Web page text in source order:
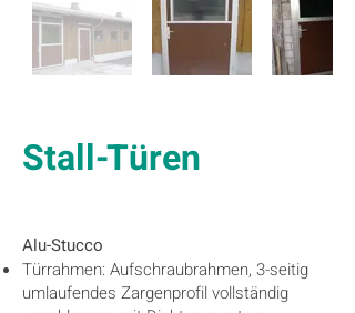
Stall-Türen
Alu-Stucco
Türrahmen: Aufschraubrahmen, 3-seitig
umlaufendes Zargenprofil vollständig